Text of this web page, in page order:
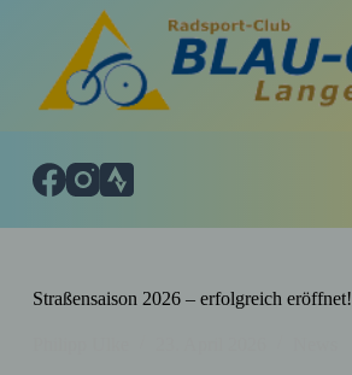
Straßensaison 2026 – erfolgreich eröffnet!